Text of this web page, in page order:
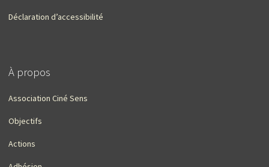
Déclaration d’accessibilité
À propos
Association Ciné Sens
Objectifs
Actions